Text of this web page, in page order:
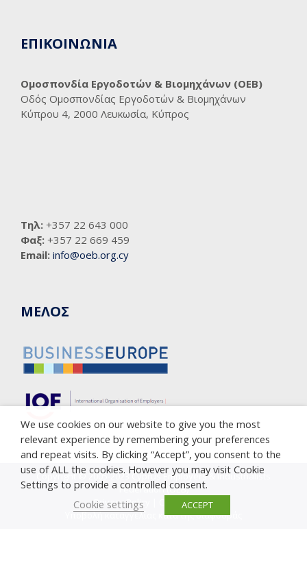
ΕΠΙΚΟΙΝΩΝΙΑ
Ομοσπονδία Εργοδοτών & Βιομηχάνων (ΟΕΒ)
Οδός Ομοσπονδίας Εργοδοτών & Βιομηχάνων
Κύπρου 4, 2000 Λευκωσία, Κύπρος
Τηλ: +357 22 643 000
Φαξ: +357 22 669 459
Email: info@oeb.org.cy
ΜΕΛΟΣ
Copyright © 2005-2023 Cyprus Employers & Industrialists
Federation (OEB)
Privacy Policy
Cookie Policy
Υποβολή καταγγελίας κατά της διαφθοράς
We use cookies on our website to give you the most
relevant experience by remembering your preferences
and repeat visits. By clicking “Accept”, you consent to the
use of ALL the cookies. However you may visit Cookie
Settings to provide a controlled consent.
Cookie settings
ACCEPT